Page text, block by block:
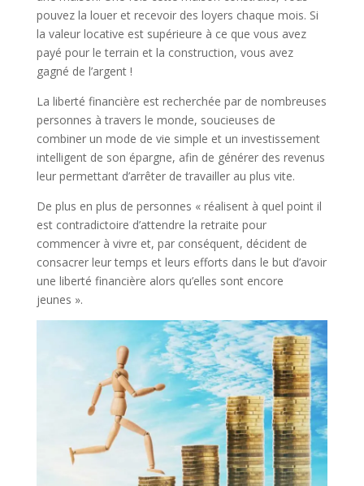
pouvez la louer et recevoir des loyers chaque mois. Si
la valeur locative est supérieure à ce que vous avez
payé pour le terrain et la construction, vous avez
gagné de l’argent !
La liberté financière est recherchée par de nombreuses
personnes à travers le monde, soucieuses de
combiner un mode de vie simple et un investissement
intelligent de son épargne, afin de générer des revenus
leur permettant d’arrêter de travailler au plus vite.
De plus en plus de personnes « réalisent à quel point il
est contradictoire d’attendre la retraite pour
commencer à vivre et, par conséquent, décident de
consacrer leur temps et leurs efforts dans le but d’avoir
une liberté financière alors qu’elles sont encore
jeunes ».